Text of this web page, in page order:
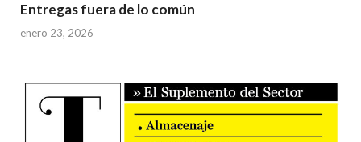
Entregas fuera de lo común
enero 23, 2026